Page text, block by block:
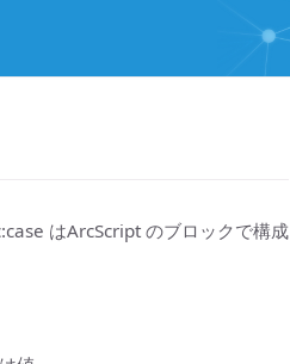
はArcScript のブロックで構成